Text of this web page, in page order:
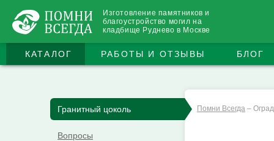
Изготовление памятников и
благоустройство могил на
кладбище Руднево в Москве
КАТАЛОГ РАБОТЫ И ОТЗЫВЫ БЛОГ
Гранитный цоколь
Вопросы
Помни Всегда –